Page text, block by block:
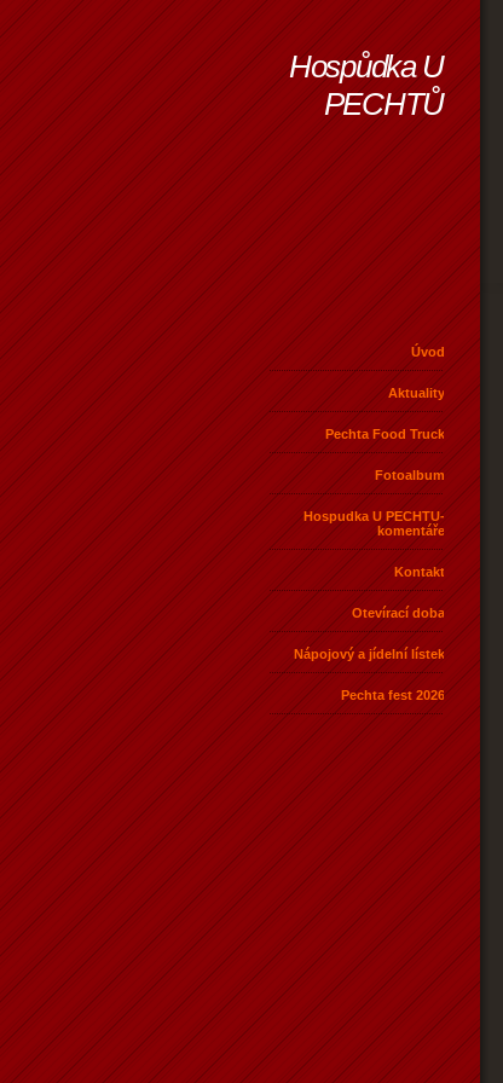
Hospůdka U
PECHTŮ
Úvod
Aktuality
Pechta Food Truck
Fotoalbum
Hospudka U PECHTU-
komentáře
Kontakt
Otevírací doba
Nápojový a jídelní lístek
Pechta fest 2026